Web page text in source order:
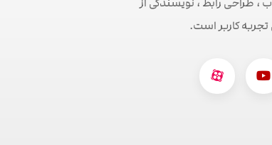
تجربه کاربر است.